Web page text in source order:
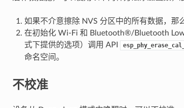
如果不介意擦除 NVS 分区中的所有数据，那
在初始化 Wi-Fi 和 Bluetooth®/Bluetooth
式下提供的选项）调用 API
命名空间。
不校准